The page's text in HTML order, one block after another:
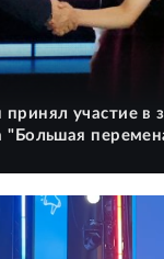
участие в
"Большая